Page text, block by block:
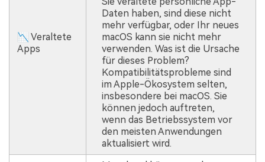
📉 Veraltete
Apps
Daten haben, sind diese nicht
mehr verfügbar, oder Ihr neues
macOS kann sie nicht mehr
verwenden. Was ist die Ursache
für dieses Problem?
Kompatibilitätsprobleme sind
im Apple-Ökosystem selten,
insbesondere bei macOS. Sie
können jedoch auftreten,
wenn das Betriebssystem vor
den meisten Anwendungen
aktualisiert wird.